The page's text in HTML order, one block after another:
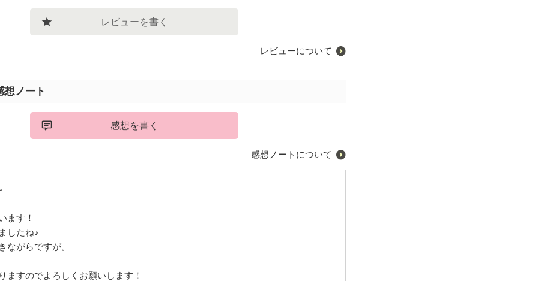
レビューを書く
レビューについて
想ノート
感想を書く
感想ノートについて
ます！
したね♪
ながらですが。
ますのでよろしくお願いします！